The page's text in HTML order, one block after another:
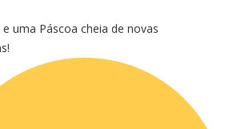
uma Páscoa cheia de novas